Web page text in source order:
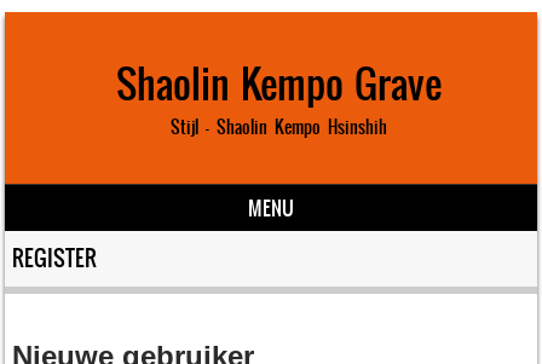
Shaolin Kempo Grave
Stijl – Shaolin Kempo Hsinshih
MENU
Skip to content
REGISTER
Nieuwe gebruiker